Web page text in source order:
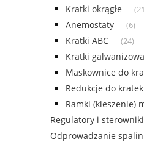
Kratki okrągłe
Anemostaty (6)
Kratki ABC (24)
Kratki
Maskownice do
Redukcje do kratek
Ramki (kieszenie)
Regulatory i sterowniki
Odprowadzanie spalin